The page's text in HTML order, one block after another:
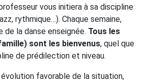
vous initiera à sa discipline
rythmique…). Chaque semaine,
de la danse enseignée. Tous les
sont les bienvenus, quel que
de prédilection et niveau.
évolution favorable de la situation,